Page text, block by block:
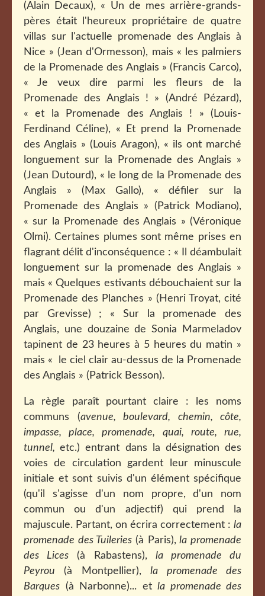
(Alain Decaux), « Un de mes arrière-grands-
pères était l'heureux propriétaire de quatre
villas sur l'actuelle promenade des Anglais à
Nice » (Jean d'Ormesson), mais «
les palmiers
de la Promenade des Anglais » (Francis Carco),
« Je veux dire parmi les fleurs de la
Promenade des Anglais ! » (André Pézard),
« et la Promenade des Anglais ! » (Louis-
Ferdinand Céline), « Et prend la Promenade
des Anglais » (Louis Aragon), « ils ont marché
longuement sur la Promenade des Anglais »
(Jean Dutourd), « le long de la Promenade des
Anglais » (Max Gallo), « défiler sur la
Promenade des Anglais » (Patrick Modiano),
« sur la Promenade des Anglais » (Véronique
Olmi). Certaines plumes sont même prises en
flagrant délit d'inconséquence : « Il déambulait
longuement sur la promenade des Anglais »
mais « Quelques estivants débouchaient sur la
Promenade des Planches » (Henri Troyat, cité
par Grevisse) ; « Sur la promenade des
Anglais, une douzaine de Sonia Marmeladov
tapinent de 23 heures à 5 heures du matin »
mais « le ciel clair au-dessus de la Promenade
des Anglais » (Patrick Besson).
La règle paraît pourtant claire : les noms
communs (avenue, boulevard, chemin, côte,
impasse, place, promenade, quai, route, rue,
tunnel,etc.) entrant dans la désignation des
voies de circulation gardent leur minuscule
initiale et sont suivis d'un élément spécifique
(qu'il s'agisse d'un nom propre, d'un nom
commun ou d'un adjectif) qui prend la
majuscule. Partant, on écrira correctement : la
promenade des Tuileries (à Paris), la promenade
des Lices (à Rabastens), la promenade du
Peyrou (à Montpellier),la promenade des
Barques (à Narbonne)... et la promenade des